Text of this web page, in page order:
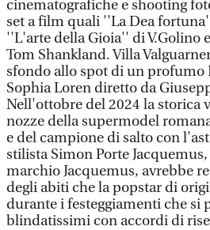
cinematografiche e shooting
set a film quali ''La Dea
''L'arte della Gioia'' di V.Golino
Tom Shankland. Villa
sfondo allo spot di un profumo
Sophia Loren diretto da
Nell'ottobre del 2024 la storica
nozze della supermodel
e del campione di salto con
stilista Simon Porte
marchio Jacquemus, avrebbe
degli abiti che la popstar di
durante i festeggiamenti che si
blindatissimi con accordi di